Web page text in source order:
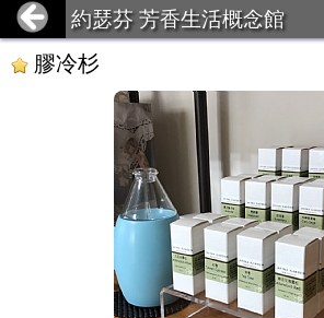
約瑟芬 芳香生活概念館
膠冷杉